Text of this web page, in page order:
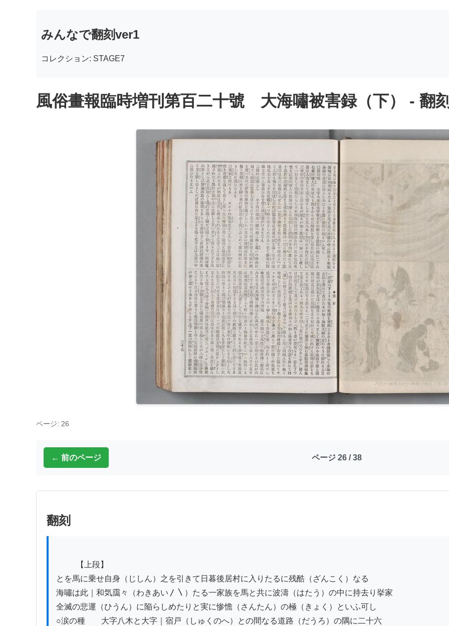
みんなで翻刻ver1
コレクション: STAGE7
風俗畫報臨時増刊第百二十號 大海嘯被害録（下） - 翻
ページ: 26
← 前のページ ページ 26 / 38
翻刻
とを馬に乗せ自身（じしん）之を引きて日暮後居村に入りたるに残酷（ざんこく）なる
海嘯は此｜和気靄々（わきあい〳〵）たる一家族を馬と共に波濤（はたう）の中に持去り挙家
全滅の悲運（ひうん）に陥らしめたりと実に惨憺（さんたん）の極（きょく）といふ可し
○涙の種　　大字八木と大字｜宿戸（しゅくのへ）との間なる道路（だうろ）の隅に二十六